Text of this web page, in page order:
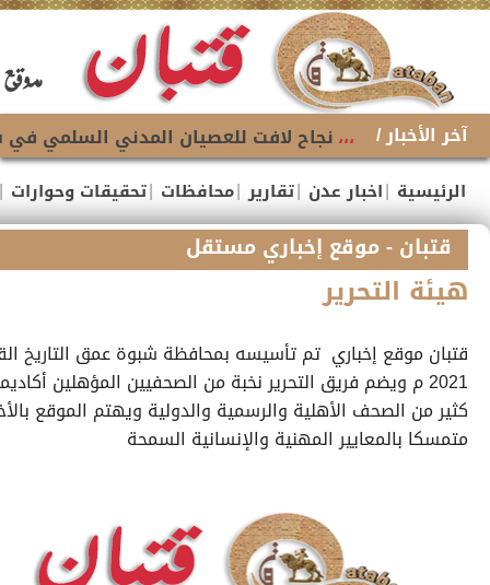
الرئيسية |اخبار عدن |تقارير |محافظات |تحقيقات وحوارات
آخر الأخبار / ،،،نجاح لافت للعصيان المدني السلمي في
قتبان - موقع إخباري مستقل
هيئة التحرير
2021 م ويضم فريق التحرير نخبة من الصحفيين المؤهلين
كثير من الصحف الأهلية والرسمية والدولية ويهتم الموقع
متمسكا بالمعايير المهنية والإنسانية السمحة